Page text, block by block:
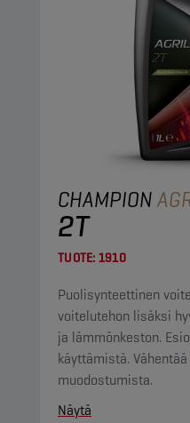
CHAMPION
2T
TUOTE: 1910
Puolisynteettinen
voitelutehon lisäksi
ja lämmönkeston.
käyttämistä.
muodostumista.
Näytä